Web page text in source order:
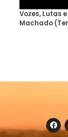
Vozes, Lutas
Machado